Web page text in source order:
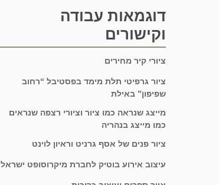
דוגמאות עבודה
וקישורים
ציורי קיר מחירים
ציור גרפיטי תלת מימד בפסטיבל “רחוב
שפיפון” באילת
מייצג שנראה כמו ציור וציורי רצפה שנראים
כמו מייצג בנהריה
ציור פנים של אסף גרניט וראיון לוינט
עיצוב אירוע בוטיק לחברת מיקרוסופט ישראל